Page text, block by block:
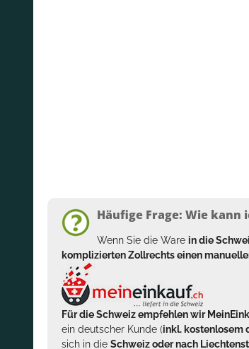
Häufige Frage: Wie kann
Wenn Sie die Ware in die
komplizierten Zollrechts einen
Für die Schweiz empfehlen wir
ein deutscher Kunde (inkl. kostenlosem
sich in die Schweiz oder nach